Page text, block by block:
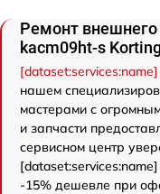
Ремонт внешнего
kacm09ht-s
нашем
мастерами с
и запчасти
сервисном центр
-15% дешевле при